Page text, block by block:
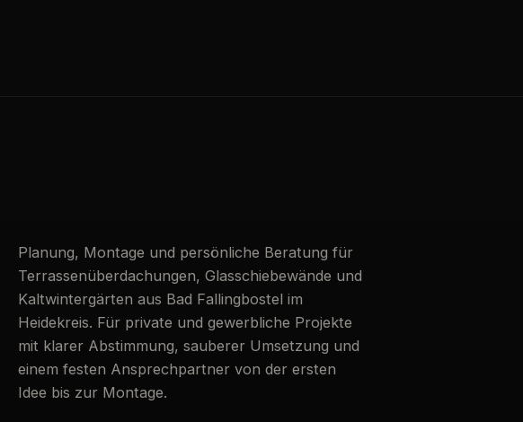
Planung, Montage und persönliche Beratung für
Terrassenüberdachungen, Glasschiebewände und
Kaltwintergärten aus Bad Fallingbostel im
Heidekreis. Für private und gewerbliche Projekte
mit klarer Abstimmung, sauberer Umsetzung und
einem festen Ansprechpartner von der ersten
Idee bis zur Montage.